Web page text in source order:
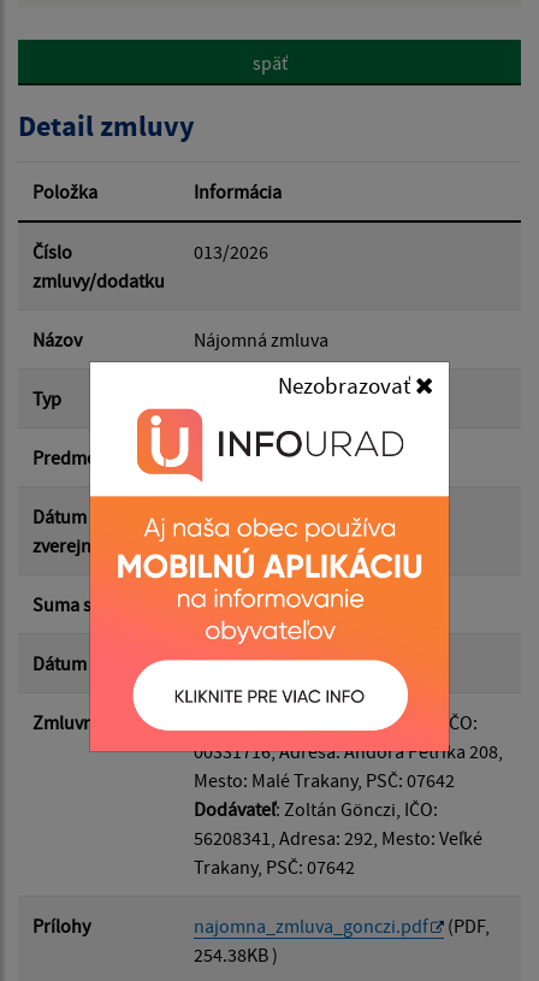
Nezobrazovať
Hľadať v:
Dátum od:
Dátum do:
Suma od:
Suma do:
Filtrovať Reset
späť
Detail zmluvy
Položka Informácia
Číslo
zmluvy/dodatku
013/2026
Názov Nájomná zmluva
Typ Hlavná zmluva
Predmet Nájomná zmluva
Dátum
zverejnenia
01.06.2026
Suma s DPH* 35.20 €
Dátum uzavretia 25.05.2026
Zmluvná strana
: Obec Malé Trakany, IČO:
00331716, Adresa: Andora Petrika 208,
Mesto: Malé Trakany, PSČ: 07642
Dodávateľ: Zoltán Gönczi, IČO:
56208341, Adresa: 292, Mesto: Veľké
Trakany, PSČ: 07642
Prílohy najomna_zmluva_gonczi.pdf
(PDF,
254.38KB )